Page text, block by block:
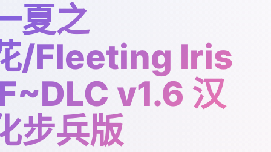
夏之
/Fleeting Iris
v1.6 汉
步兵版